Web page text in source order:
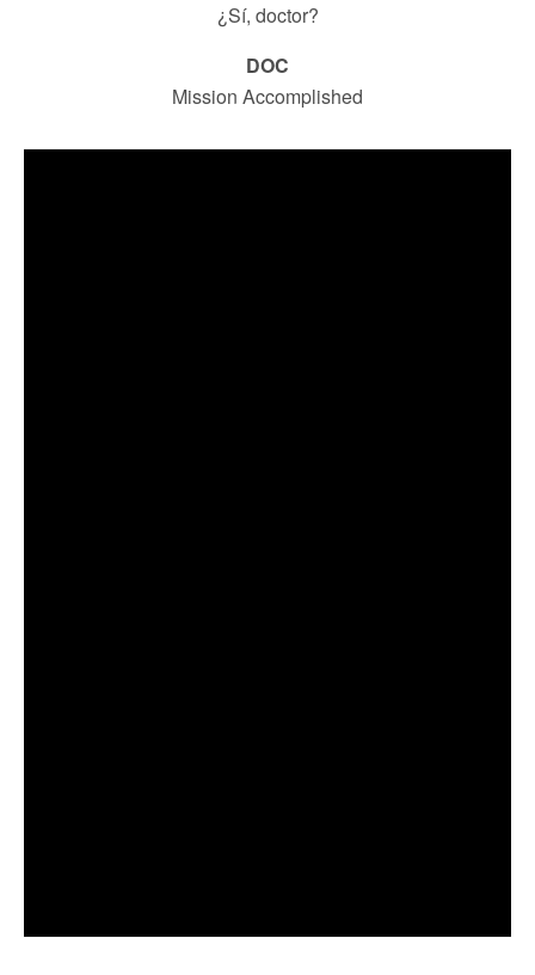
¿Sí, doctor?
DOC
Mission Accomplished